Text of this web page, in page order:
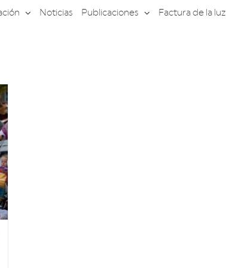
Noticias Publicaciones Factura de la luz